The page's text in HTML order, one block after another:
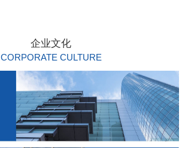
企业文化
CORPORATE CULTURE